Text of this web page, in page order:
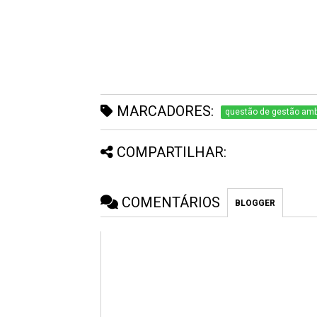
MARCADORES: questão de gestão
COMPARTILHAR:
COMENTÁRIOS BLOGGER